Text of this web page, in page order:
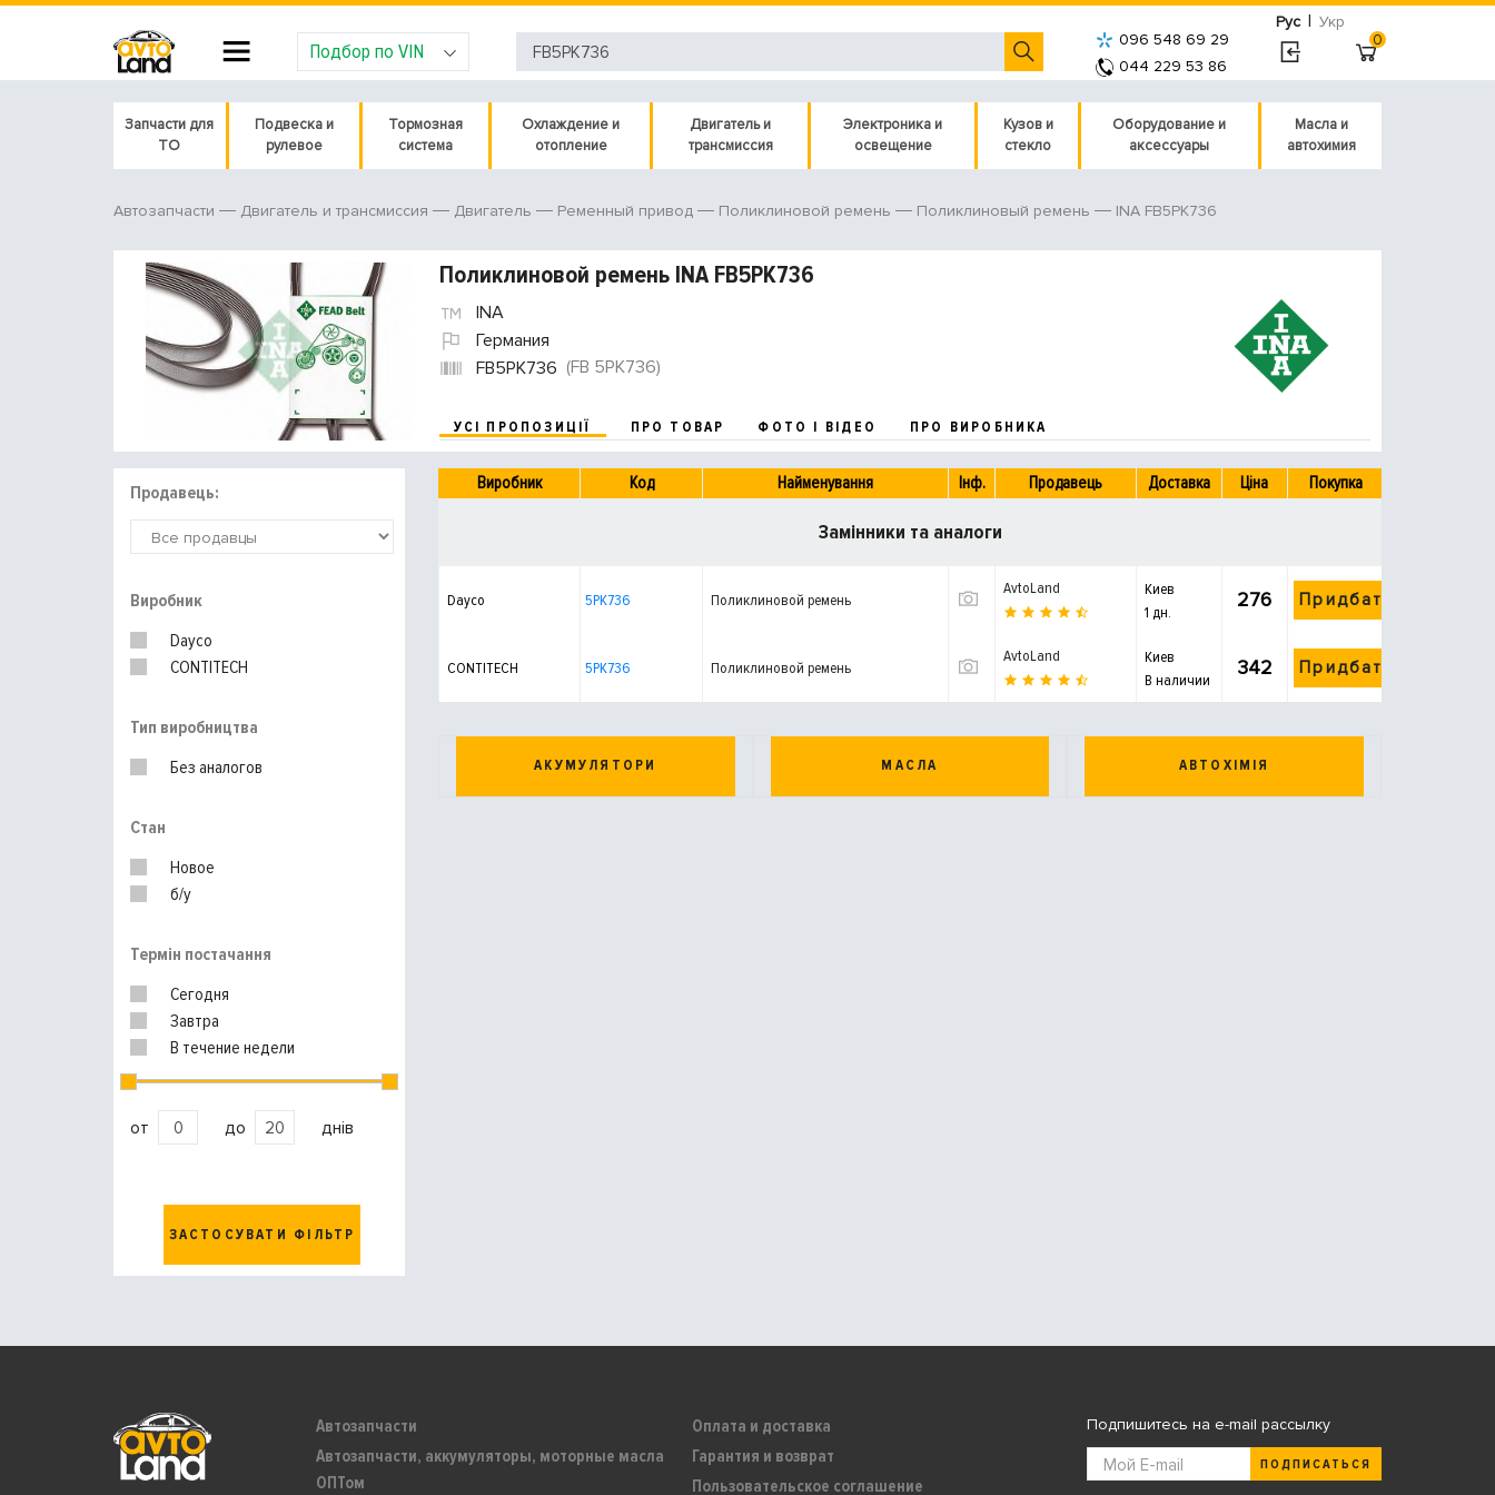
Рус | Укр
Подбор по VIN
096 548 69 29
044 229 53 86
0
Запчасти для
ТО
Подвеска и
рулевое
Тормозная
система
Охлаждение и
отопление
Двигатель и
трансмиссия
Электроника и
освещение
Кузов и
стекло
Оборудование и
аксессуары
Масла и
автохимия
Автозапчасти Двигатель и трансмиссия Двигатель Ременный привод Поликлиновой ремень Поликлиновый ремень INA FB5PK736
Поликлиновой ремень INA FB5PK736
INA
Германия
FB5PK736 (FB 5PK736)
УСІ ПРОПОЗИЦІЇ ПРО ТОВАР ФОТО І ВІДЕО ПРО ВИРОБНИКА
Продавець:
Виробник
Dayco
CONTITECH
Тип виробництва
Без аналогов
Стан
Новое
б/у
Термін постачання
Сегодня
Завтра
В течение недели
от до днів
ЗАСТОСУВАТИ ФІЛЬТР
Виробник Код Найменування Інф. Продавець Доставка Ціна Покупка
Замінники та аналоги
Dayco 5PK736 Поликлиновой ремень
AvtoLand
Киев
1 дн.
276 Придбати
CONTITECH 5PK736 Поликлиновой ремень
AvtoLand
Киев
В наличии
342 Придбати
АКУМУЛЯТОРИ МАСЛА АВТОХІМІЯ
Автозапчасти
Автозапчасти, аккумуляторы, моторные масла
ОПТом
Оплата и доставка
Гарантия и возврат
Пользовательское соглашение
Подпишитесь на e-mail рассылку
ПОДПИСАТЬСЯ